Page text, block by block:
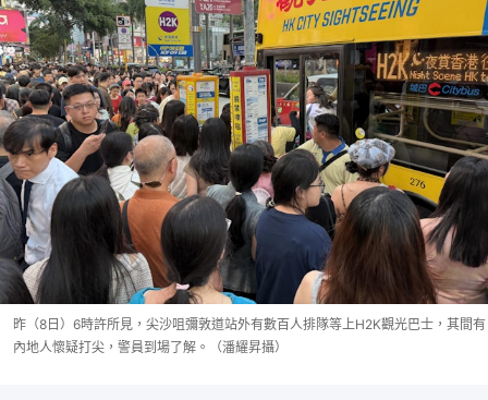
昨（8日）6時許所見，尖沙咀彌敦道站外有數百人排隊等上H2K觀光巴士，其間有
內地人懷疑打尖，警員到場了解。（潘耀昇攝）